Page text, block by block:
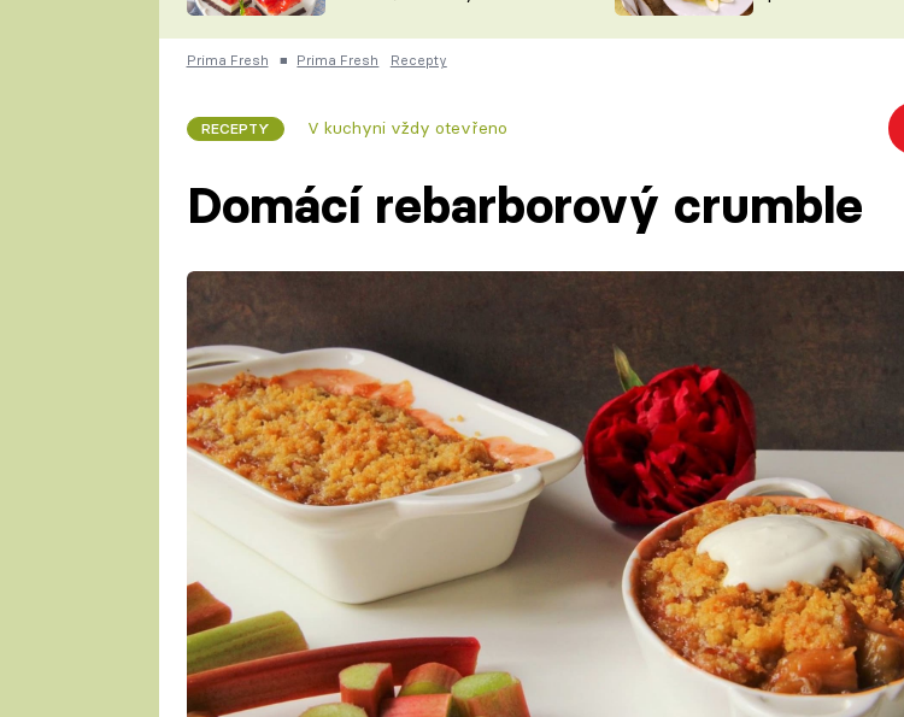
ČESKO NA TALÍŘI
KUCHAŘKA
VYCHYTÁVKY
Prima Fresh ■ Prima Fresh Recepty
RECEPTY V kuchyni vždy otevřeno
Domácí rebarborový crumble